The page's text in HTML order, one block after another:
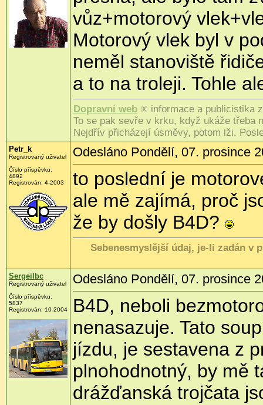
vůz+motorový
Motorový vlek byl v
neměl stanoviště
a to na troleji. Tohle
Dopravní web ® informace a publicistika
To se pak sevře v krku, když ukáže třeba
Nejdřív přicházejí úsměvy, potom lži.
Petr_k
Registrovaný uživatel
Číslo příspěvku:
4892
Registrován: 4-2003
Odesláno Pondělí, 07. prosince
to poslední je
ale mě zajímá, proč
že by došly B4D?
Sebenesmyslější údaj, je-li zadán v
Sergeilbc
Registrovaný uživatel
Číslo příspěvku:
5837
Registrován: 10-2004
Odesláno Pondělí, 07. prosince
B4D, neboli
nenasazuje. Tato
jízdu, je sestavena z
plnohodnotný, by mě
drážďanská trojčata